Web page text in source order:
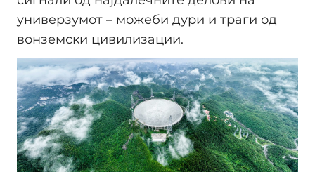
универзумот – можеби дури и траги од
вонземски цивилизации.